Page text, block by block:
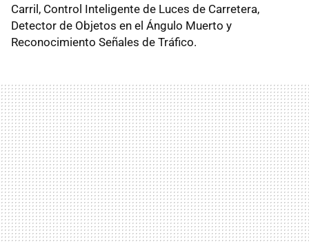
Carril, Control Inteligente de Luces de Carretera,
Detector de Objetos en el Ángulo Muerto y
Reconocimiento Señales de Tráfico.